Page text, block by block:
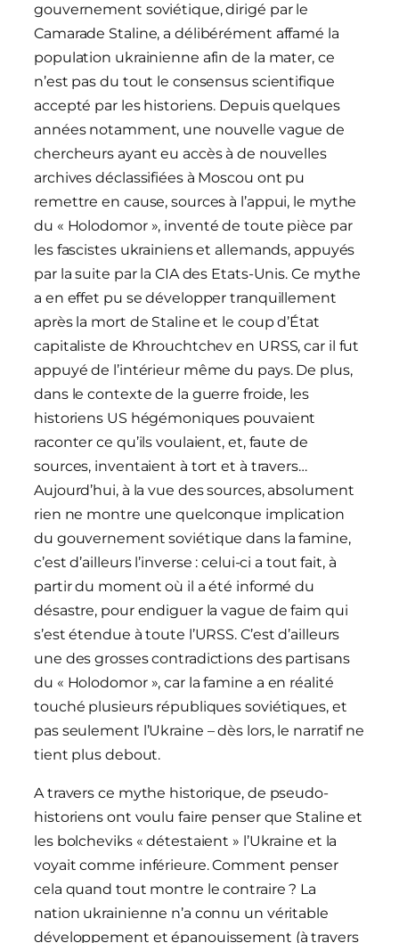
gouvernement soviétique, dirigé par le
Camarade Staline, a délibérément affamé la
population ukrainienne afin de la mater, ce
n’est pas du tout le consensus scientifique
accepté par les historiens. Depuis quelques
années notamment, une nouvelle vague de
chercheurs ayant eu accès à de nouvelles
archives déclassifiées à Moscou ont pu
remettre en cause, sources à l’appui, le mythe
du « Holodomor », inventé de toute pièce par
les fascistes ukrainiens et allemands, appuyés
par la suite par la CIA des Etats-Unis. Ce mythe
a en effet pu se développer tranquillement
après la mort de Staline et le coup d’État
capitaliste de Khrouchtchev en URSS, car il fut
appuyé de l’intérieur même du pays. De plus,
dans le contexte de la guerre froide, les
historiens US hégémoniques pouvaient
raconter ce qu’ils voulaient, et, faute de
sources, inventaient à tort et à travers…
Aujourd’hui, à la vue des sources, absolument
rien ne montre une quelconque implication
du gouvernement soviétique dans la famine,
c’est d’ailleurs l’inverse : celui-ci a tout fait, à
partir du moment où il a été informé du
désastre, pour endiguer la vague de faim qui
s’est étendue à toute l’URSS. C’est d’ailleurs
une des grosses contradictions des partisans
du « Holodomor », car la famine a en réalité
touché plusieurs républiques soviétiques, et
pas seulement l’Ukraine – dès lors, le narratif ne
tient plus debout.
A travers ce mythe historique, de pseudo-
historiens ont voulu faire penser que Staline et
les bolcheviks « détestaient » l’Ukraine et la
voyait comme inférieure. Comment penser
cela quand tout montre le contraire ? La
nation ukrainienne n’a connu un véritable
développement et épanouissement (à travers